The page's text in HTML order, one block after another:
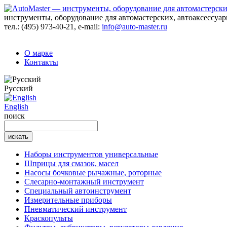
инструменты, оборудование для автомастерских,
тел.: (495) 973-40-21 , e-mail: info@auto-master.ru
О марке
Контакты
Русский
English
поиск
Наборы инструментов универсальные
Шприцы для смазок, масел
Насосы бочковые рычажные, роторные
Слесарно-монтажный инструмент
Специальный автоинструмент
Измерительные приборы
Пневматический инструмент
Краскопульты